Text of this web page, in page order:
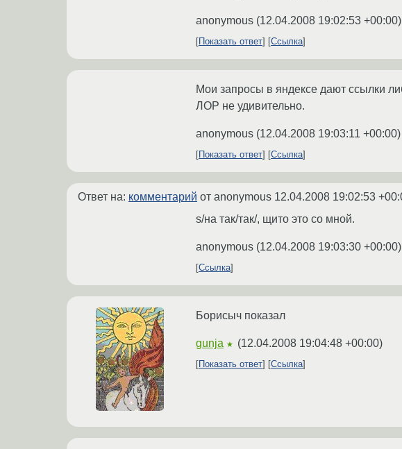
anonymous (12.04.2008 19:02:53 +00:00)
Показать ответ Ссылка
Мои запросы в яндексе дают ссылки
ЛОР не удивительно.
anonymous (12.04.2008 19:03:11 +00:00)
Показать ответ Ссылка
Ответ на: комментарий от anonymous 12.04.2008 19:02:53
s/на так/так/, щито это со мной.
anonymous (12.04.2008 19:03:30 +00:00)
Ссылка
Борисыч показал
gunja ★ (12.04.2008 19:04:48 +00:00)
Показать ответ Ссылка